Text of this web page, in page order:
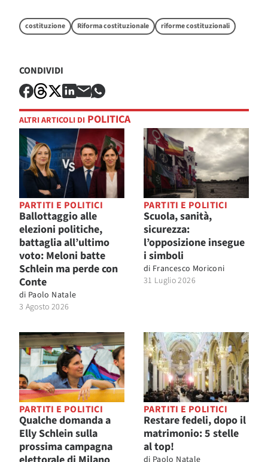
costituzione Riforma costituzionale riforme costituzionali
CONDIVIDI
ALTRI ARTICOLI DI POLITICA
PARTITI E POLITICI
Ballottaggio alle
elezioni politiche,
battaglia all’ultimo
voto: Meloni batte
Schlein ma perde con
Conte
di Paolo Natale
3 Agosto 2026
PARTITI E POLITICI
Scuola, sanità,
sicurezza:
l’opposizione insegue
i simboli
di Francesco Moriconi
31 Luglio 2026
PARTITI E POLITICI
Qualche domanda a
Elly Schlein sulla
prossima campagna
PARTITI E POLITICI
Restare fedeli, dopo il
matrimonio: 5 stelle
al top!